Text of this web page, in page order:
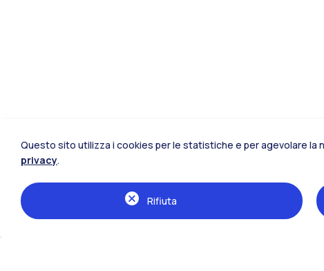
Questo sito utilizza i cookies per le statistiche e per agevolare la
privacy.
Rifiuta